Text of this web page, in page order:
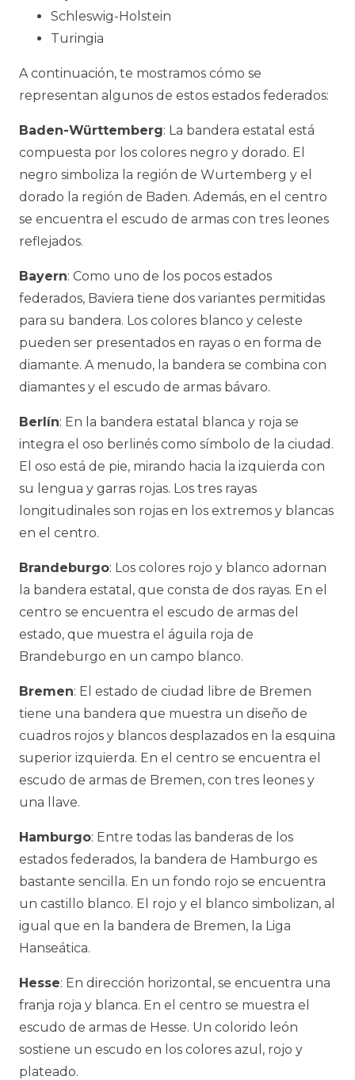
Schleswig-Holstein
Turingia
A continuación, te mostramos cómo se
representan algunos de estos estados federados:
Baden-Württemberg: La bandera estatal está
compuesta por los colores negro y dorado. El
negro simboliza la región de Wurtemberg y el
dorado la región de Baden. Además, en el centro
se encuentra el escudo de armas con tres leones
reflejados.
Bayern: Como uno de los pocos estados
federados, Baviera tiene dos variantes permitidas
para su bandera. Los colores blanco y celeste
pueden ser presentados en rayas o en forma de
diamante. A menudo, la bandera se combina con
diamantes y el escudo de armas bávaro.
Berlín: En la bandera estatal blanca y roja se
integra el oso berlinés como símbolo de la ciudad.
El oso está de pie, mirando hacia la izquierda con
su lengua y garras rojas. Los tres rayas
longitudinales son rojas en los extremos y blancas
en el centro.
Brandeburgo: Los colores rojo y blanco adornan
la bandera estatal, que consta de dos rayas. En el
centro se encuentra el escudo de armas del
estado, que muestra el águila roja de
Brandeburgo en un campo blanco.
Bremen: El estado de ciudad libre de Bremen
tiene una bandera que muestra un diseño de
cuadros rojos y blancos desplazados en la esquina
superior izquierda. En el centro se encuentra el
escudo de armas de Bremen, con tres leones y
una llave.
Hamburgo: Entre todas las banderas de los
estados federados, la bandera de Hamburgo es
bastante sencilla. En un fondo rojo se encuentra
un castillo blanco. El rojo y el blanco simbolizan, al
igual que en la bandera de Bremen, la Liga
Hanseática.
Hesse: En dirección horizontal, se encuentra una
franja roja y blanca. En el centro se muestra el
escudo de armas de Hesse. Un colorido león
sostiene un escudo en los colores azul, rojo y
plateado.